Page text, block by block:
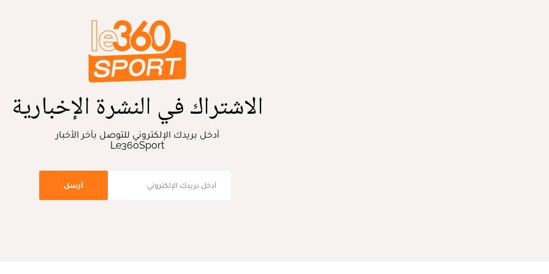
الاشتراك في النشرة الإخبارية
أدخل بريدك الإلكتروني للتوصل بآخر الأخبار
Le360Sport
أرسل